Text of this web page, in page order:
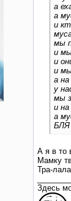
а
а
и
мы
и
и
и
а
у
мы
и
а
А я в то
Мамку
Тра-
Здесь